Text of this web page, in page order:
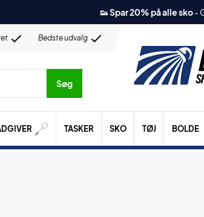
👟 Spar 20% på alle sko-
Bedste udvalg
Søg
TASKER SKO TØJ BOLDE